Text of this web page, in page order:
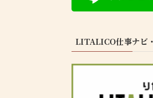
LITALICO仕事ナビ